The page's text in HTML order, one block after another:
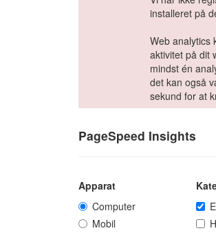
installeret på
Web analytics
aktivitet på dit
mindst én
det kan også
sekund for at
PageSpeed Insights
Apparat
Computer
Mobil